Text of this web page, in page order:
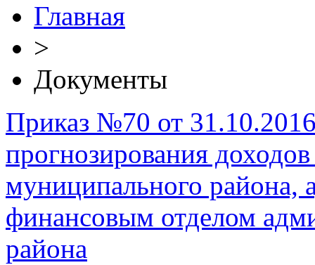
Главная
>
Документы
Приказ №70 от
прогнозирования
муниципального района,
финансовым отделом
района